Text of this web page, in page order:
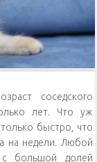
соседского
лет. Что уж
быстро, что
на недели. Любой
большой долей